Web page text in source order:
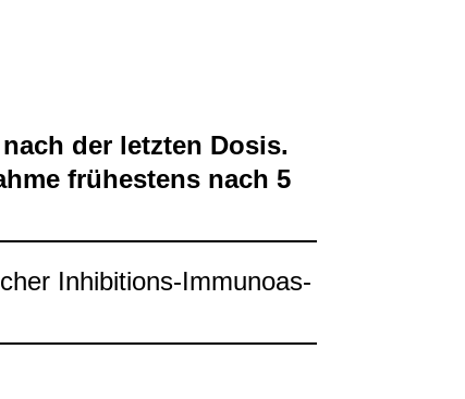
der letz­ten Dosis.
frü­hes­tens nach 5
Inhi­bi­ti­ons-​Immu­n­oas­